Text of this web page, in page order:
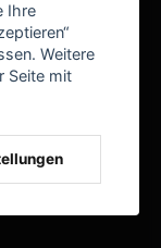
Ihre
Weitere
Seite mit